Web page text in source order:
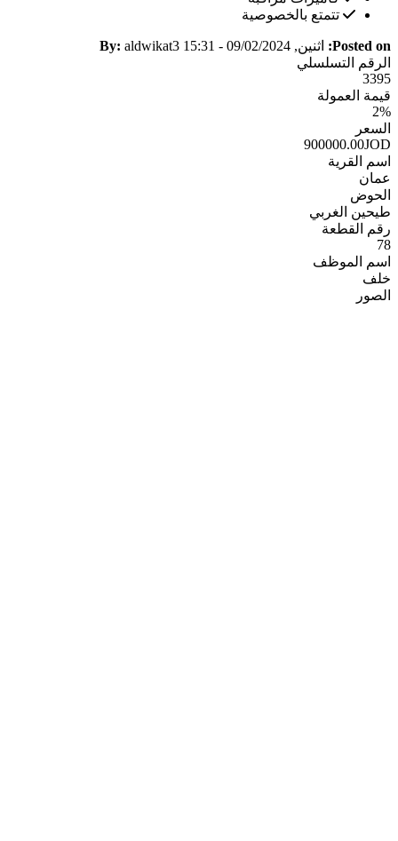
تتمتع بالخصوصية
Posted on: اثنين, 09/02/2024 - 15:31 By: aldwikat3
الرقم التسلسلي
3395
قيمة العمولة
2%
السعر
900000.00JOD
اسم القرية
عمان
الحوض
طيحين الغربي
رقم القطعة
78
اسم الموظف
خلف
الصور